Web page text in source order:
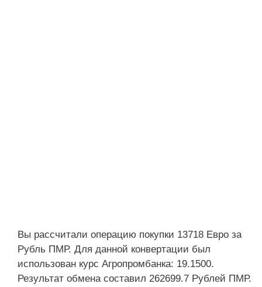
Вы рассчитали операцию покупки 13718 Евро за
Рубль ПМР. Для данной конвертации был
использован курс Агропромбанка: 19.1500.
Результат обмена составил 262699.7 Рублей ПМР.